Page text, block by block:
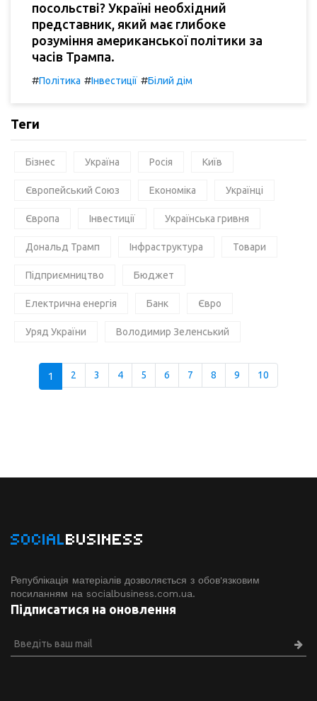
посольстві? Україні необхідний
представник, який має глибоке
розуміння американської політики за
часів Трампа.
#Політика #Інвестиції #Білий дім
Теги
Бізнес Україна Росія Київ
Європейський Союз Економіка Українці
Європа Інвестиції Українська гривня
Дональд Трамп Інфраструктура Товари
Підприємництво Бюджет
Електрична енергія Банк Євро
Уряд України Володимир Зеленський
1 2 3 4 5 6 7 8 9 10
SOCIALBUSINESS
Републікація матеріалів дозволяється з обов'язковим
посиланням на socialbusiness.com.ua.
Підписатися на оновлення